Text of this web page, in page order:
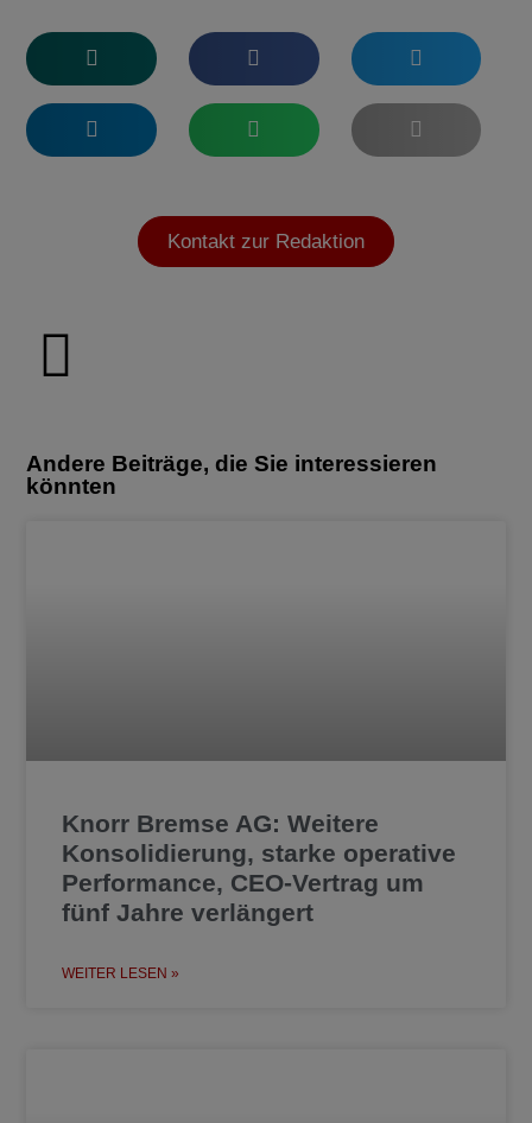
Kontakt zur Redaktion
Andere Beiträge, die Sie interessieren
könnten
Knorr Bremse AG: Weitere
Konsolidierung, starke operative
Performance, CEO-Vertrag um
fünf Jahre verlängert
WEITER LESEN »